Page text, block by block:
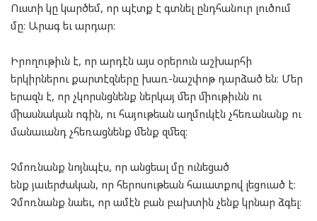
Ուստի կը կարծեմ, որ պէտք է գտնել ընդհանուր լուծում
մը։ Արագ եւ արդար։
Իրողութիւն է, որ արդէն այս օրերուն աշխարհի
երկիրներու քարտէզները խառ-նաշփոթ դարձած են։ Մեր
երազն է, որ չկորսնցնենք ներկայ մեր միութիւնն ու
միասնական ոգին, ու հայութեան աղմուկէն չհեռանանք ու
մանաւանդ չհեռացնենք մենք զմեզ։
Չմոռնանք նոյնպէս, որ անցեալ մը ունեցած
ենք յաւերժական, որ հերոսութեան հաւատքով լեցուած է։
Չմոռնանք նաեւ, որ ամէն բան բախտին չենք կրնար ձգել։